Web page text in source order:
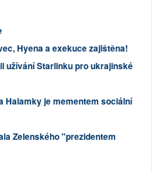
Hyena a exekuce zajištěna!
užívání Starlinku pro ukrajinské
Halamky je mementem sociální
Zelenského "prezidentem